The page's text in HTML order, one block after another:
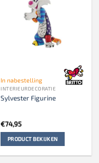
In nabestelling
INTERIEURDECORATIE
Sylvester Figurine
€74,95
PRODUCT BEKIJKEN